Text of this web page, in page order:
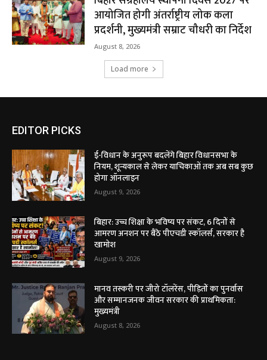
आयोजित होगी अंतर्राष्ट्रीय लोक कला
प्रदर्शनी, मुख्यमंत्री सम्राट चौधरी का निर्देश
August 8, 2026
Load more
EDITOR PICKS
ई-विधान के अनुरूप बदलेंगे बिहार विधानसभा के
नियम, शून्यकाल से लेकर याचिकाओं तक अब सब कुछ
होगा ऑनलाइन
August 9, 2026
बिहार: उच्च शिक्षा के भविष्य पर संकट, 6 दिनों से
आमरण अनशन पर बैठे पीएचडी स्कॉलर्स, सरकार है
खामोश
August 9, 2026
मानव तस्करी पर जीरो टॉलरेंस, पीड़ितों का पुनर्वास
और सम्मानजनक जीवन सरकार की प्राथमिकता:
मुख्यमंत्री
August 8, 2026